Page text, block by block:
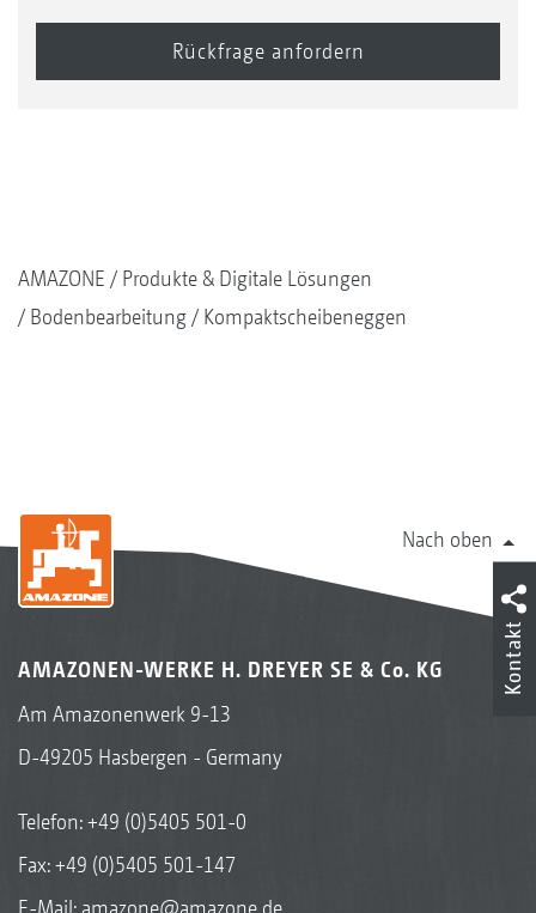
AMAZONE
Produkte & Digitale Lösungen
Bodenbearbeitung
Kompaktscheibeneggen
Nach oben
AMAZONEN-WERKE H. DREYER SE & Co. KG
Am Amazonenwerk 9-13
D-49205 Hasbergen - Germany
Telefon:+49 (0)5405 501-0
Fax: +49 (0)5405 501-147
E-Mail: amazone@amazone.de
Kontakt